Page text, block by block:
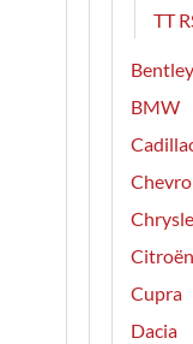
TT
Bentley
BMW
Citroën
Cupra
Dacia